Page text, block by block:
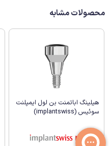
محصولات مشابه
هیلینگ اباتمنت بن لول ایمپلنت
سوئیس (implantswiss)